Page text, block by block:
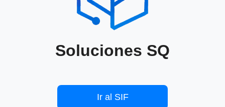
Soluciones SQ
Ir al SIF